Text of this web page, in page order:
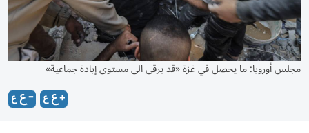
مجلس أوروبا: ما يحصل في غزة «قد يرقى الى مستوى إبادة جماعية»